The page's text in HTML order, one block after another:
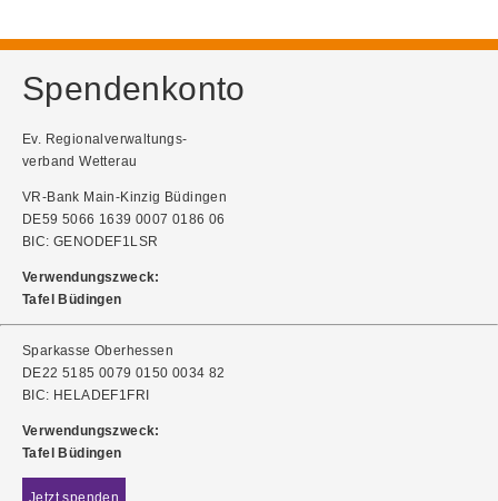
Spendenkonto
Ev. Regionalverwaltungs-
verband Wetterau
VR-Bank Main-Kinzig Büdingen
DE59 5066 1639 0007 0186 06
BIC: GENODEF1LSR
Verwendungszweck:
Tafel Büdingen
Sparkasse Oberhessen
DE22 5185 0079 0150 0034 82
BIC: HELADEF1FRI
Verwendungszweck:
Tafel Büdingen
Jetzt spenden